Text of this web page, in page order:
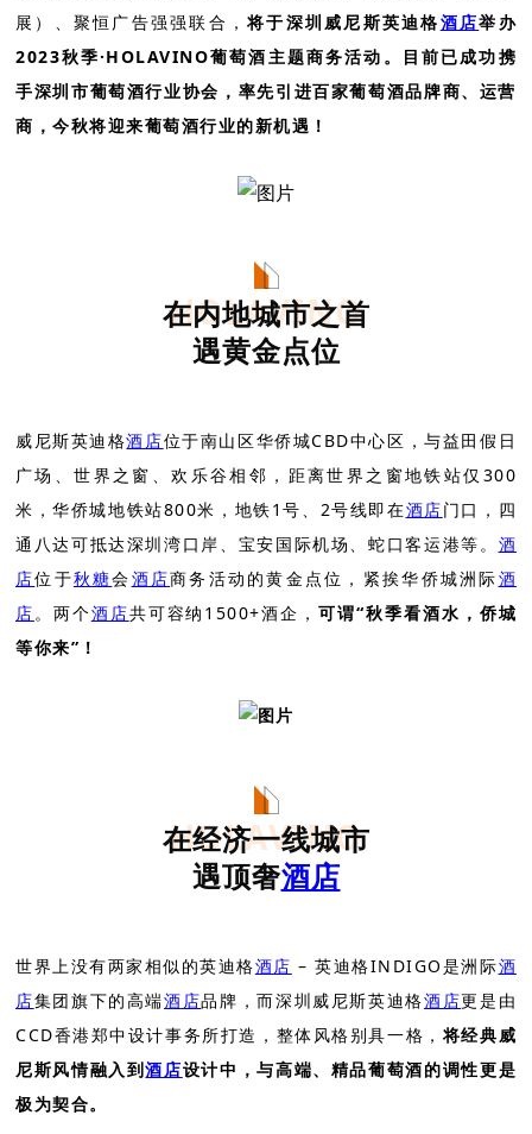
展）、聚恒广告强强联合，将于深圳威尼斯英迪格酒店举办
2023秋季·HOLAVINO葡萄酒主题商务活动。
目前已成功携
手深圳市葡萄酒行业协会，率先引进百家葡萄酒品牌商、运营
商，今秋将迎来葡萄酒行业的新机遇！
HOLAVINO
在内地城市之首
遇黄金点位
威尼斯英迪格酒店位于南山区华侨城CBD中心区，与益田假日
广场、世界之窗、欢乐谷相邻，距离世界之窗地铁站仅300
米，华侨城地铁站800米，地铁1号、2号线即在酒店门口，四
通八达可抵达深圳湾口岸、宝安国际机场、蛇口客运港等。 酒
店位于秋糖会酒店商务活动的黄金点位，紧挨华侨城洲际酒
店。两个酒店共可容纳1500+酒企，可谓“秋季看酒水，侨城
等你来”！
HOLAVINO
在经济一线城市
遇顶奢酒店
世界上没有两家相似的英迪格酒店 – 英迪格INDIGO是洲际酒
店集团旗下的高端酒店品牌，而深圳威尼斯英迪格酒店更是由
CCD香港郑中设计事务所打造，整体风格别具一格，将经典威
尼斯风情融入到酒店设计中，与高端、精品葡萄酒的调性更是
极为契合。